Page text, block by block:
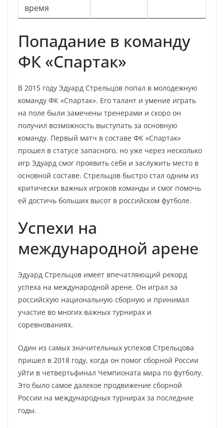
время
Попадание в команду
ФК «Спартак»
В 2015 году Эдуард Стрельцов попал в молодежную
команду ФК «Спартак». Его талант и умение играть
на поле были замечены тренерами и скоро он
получил возможность выступать за основную
команду. Первый матч в составе ФК «Спартак»
прошел в статусе запасного, но уже через несколько
игр Эдуард смог проявить себя и заслужить место в
основной составе. Стрельцов быстро стал одним из
критически важных игроков команды и смог помочь
ей достичь больших высот в российском футболе.
Успехи на
международной арене
Эдуард Стрельцов имеет впечатляющий рекорд
успеха на международной арене. Он играл за
российскую национальную сборную и принимал
участие во многих важных турнирах и
соревнованиях.
Один из самых значительных успехов Стрельцова
пришел в 2018 году, когда он помог сборной России
уйти в четвертьфинал Чемпионата мира по футболу.
Это было самое далекое продвижение сборной
России на международных турнирах за последние
годы.